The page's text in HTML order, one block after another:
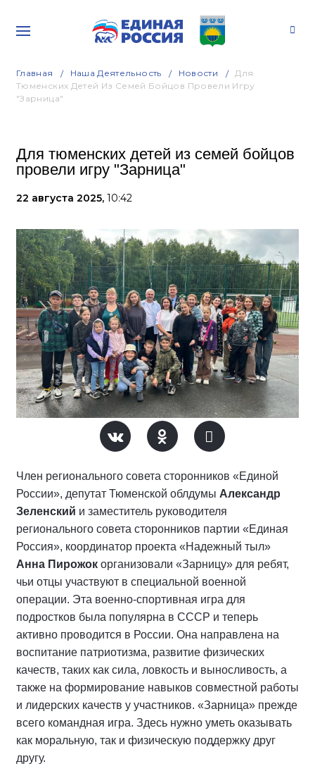
Главная Наша Деятельность Новости
Для
Тюменских Детей Из Семей Бойцов Провели Игру
"Зарница"
Для тюменских детей из семей бойцов
провели игру "Зарница"
22 августа 2025, 10:42
Член регионального совета сторонников «Единой
России», депутат Тюменской облдумы Александр
Зеленский и заместитель руководителя
регионального совета сторонников партии «Единая
Россия», координатор проекта «Надежный тыл»
Анна Пирожок организовали «Зарницу» для ребят,
чьи отцы участвуют в специальной военной
операции. Эта военно-спортивная игра для
подростков была популярна в СССР и теперь
активно проводится в России. Она направлена на
воспитание патриотизма, развитие физических
качеств, таких как сила, ловкость и выносливость, а
также на формирование навыков совместной работы
и лидерских качеств у участников. «Зарница» прежде
всего командная игра. Здесь нужно уметь оказывать
как моральную, так и физическую поддержку друг
другу.